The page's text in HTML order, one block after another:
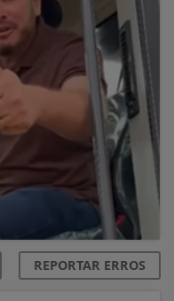
REPORTAR ERROS